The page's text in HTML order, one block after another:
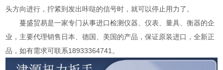
头方向进行，拧紧到发出咔哒的信号时，就可以停止用力了。
蔓盛贸易是一家专门从事进口检测仪器、仪表、量具、衡器的企
业，主要代理销售日本、德国、美国的产品，保证原装进口，全新正
品，如有需求可联系18933364741。